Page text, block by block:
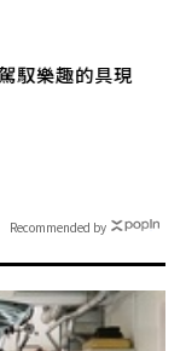
馭樂趣的具現
Recommended by